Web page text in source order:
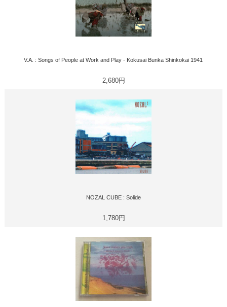
V.A. : Songs of People at Work and Play - Kokusai Bunka Shinkokai 1941
2,680円
NOZAL CUBE : Solide
1,780円